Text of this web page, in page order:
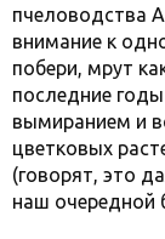
пчеловодства
внимание к
побери, мрут
последние
вымиранием и
цветковых
(говорят, это
наш очередной